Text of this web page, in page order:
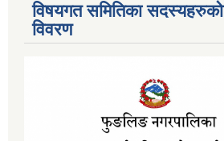
विषयगत समितिका सदस्यहरुको
विवरण